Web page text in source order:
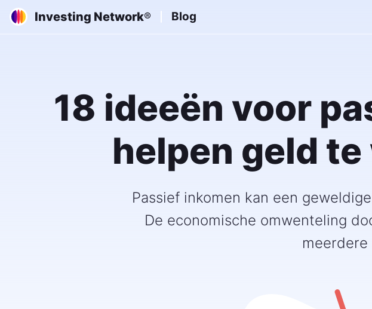
Investing Network® Blog
18 ideeën voor
helpen geld
Passief inkomen kan een
De economische omwenteling